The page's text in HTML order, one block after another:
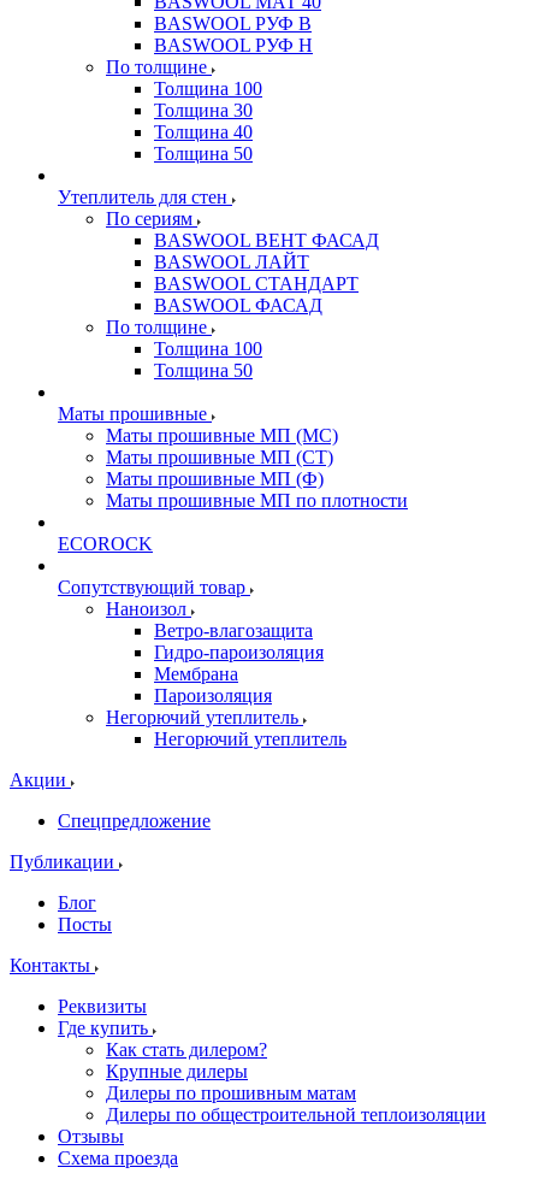
BASWOOL РУФ В
BASWOOL РУФ Н
По толщине
Толщина 100
Толщина 30
Толщина 40
Толщина 50
Утеплитель для стен
По сериям
BASWOOL ВЕНТ ФАСАД
BASWOOL ЛАЙТ
BASWOOL СТАНДАРТ
BASWOOL ФАСАД
По толщине
Толщина 100
Толщина 50
Маты прошивные
Маты прошивные МП (МС)
Маты прошивные МП (СТ)
Маты прошивные МП (Ф)
Маты прошивные МП по плотности
ECOROCK
Сопутствующий товар
Наноизол
Ветро-влагозащита
Гидро-пароизоляция
Мембрана
Пароизоляция
Негорючий утеплитель
Негорючий утеплитель
Акции
Спецпредложение
Публикации
Блог
Посты
Контакты
Реквизиты
Где купить
Как стать дилером?
Крупные дилеры
Дилеры по прошивным матам
Дилеры по общестроительной теплоизоляции
Отзывы
Схема проезда